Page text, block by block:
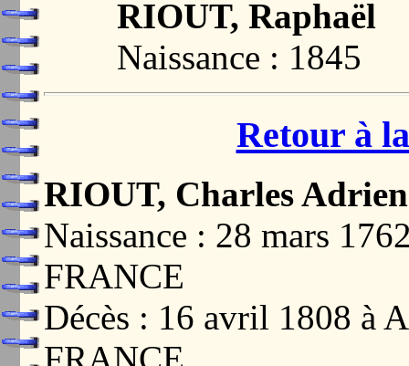
RIOUT, Raphaël
Naissance : 1845
Retour à
RIOUT, Charles
Naissance : 28 mars
FRANCE
Décès : 16 avril 1808 à
FRANCE